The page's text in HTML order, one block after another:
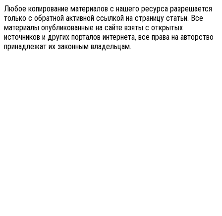
Любое копирование материалов с нашего ресурса разрешается
только с обратной активной ссылкой на страницу статьи. Все
материалы опубликованные на сайте взяты с открытых
источников и других порталов интернета, все права на авторство
принадлежат их законным владельцам.